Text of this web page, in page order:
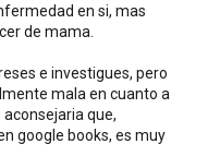
en si, mas
de mama.
e investigues, pero
mala en cuanto a
que,
google books, es muy